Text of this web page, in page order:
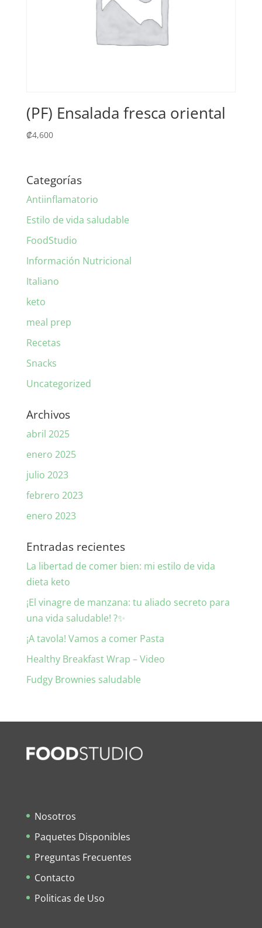
(PF) Ensalada fresca oriental
₡4,600
Categorías
Antiinflamatorio
Estilo de vida saludable
FoodStudio
Información Nutricional
Italiano
keto
meal prep
Recetas
Snacks
Uncategorized
Archivos
abril 2025
enero 2025
julio 2023
febrero 2023
enero 2023
Entradas recientes
La libertad de comer bien: mi estilo de vida
dieta keto
¡El vinagre de manzana: tu aliado secreto para
una vida saludable! ?✨
¡A tavola! Vamos a comer Pasta
Healthy Breakfast Wrap – Video
Fudgy Brownies saludable
Nosotros
Paquetes Disponibles
Preguntas Frecuentes
Contacto
Politicas de Uso